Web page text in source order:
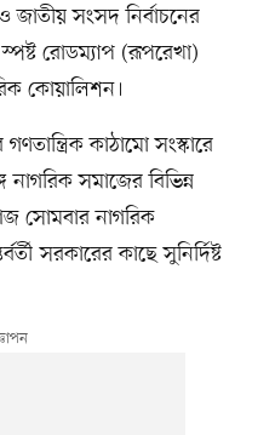
জাতীয় সংসদ নির্বাচনের
স্পষ্ট রোডম্যাপ (রূপরেখা)
কোয়ালিশন।
কাঠামো সংস্কারে
সমাজের বিভিন্ন
সোমবার নাগরিক
সরকারের কাছে সুনির্দিষ্ট